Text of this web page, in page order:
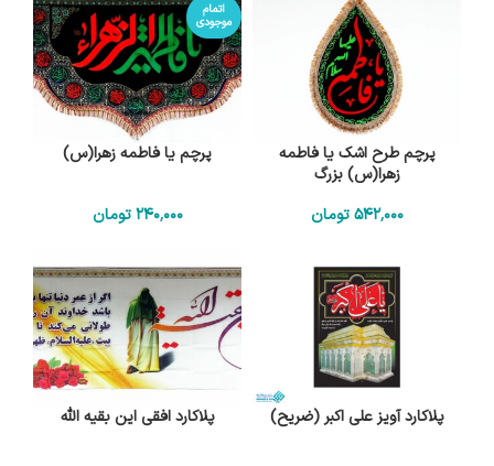
پرچم طرح اشک یا فاطمه
زهرا(س) بزرگ
542٬000 تومان
اتمام
موجودی
پرچم یا فاطمه زهرا(س)
240٬000 تومان
پلاکارد آویز علی اکبر (ضریح) پلاکارد افقی این بقیه الله